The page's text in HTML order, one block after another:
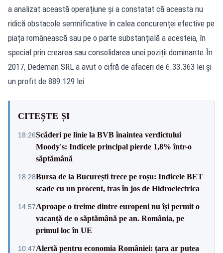
a analizat această operațiune și a constatat că aceasta nu
ridică obstacole semnificative în calea concurenței efective pe
piața românească sau pe o parte substanțială a acesteia, în
special prin crearea sau consolidarea unei poziții dominante.În
2017, Dedeman SRL a avut o cifră de afaceri de 6.33.363 lei și
un profit de 889.129 lei
CITEȘTE ȘI
18:26Scăderi pe linie la BVB înaintea verdictului
Moody's: Indicele principal pierde 1,8% într-o
săptămână
18:28Bursa de la București trece pe roșu: Indicele BET
scade cu un procent, tras în jos de Hidroelectrica
14:57Aproape o treime dintre europeni nu își permit o
vacanță de o săptămână pe an. România, pe
primul loc în UE
10:47Alertă pentru economia României: țara ar putea